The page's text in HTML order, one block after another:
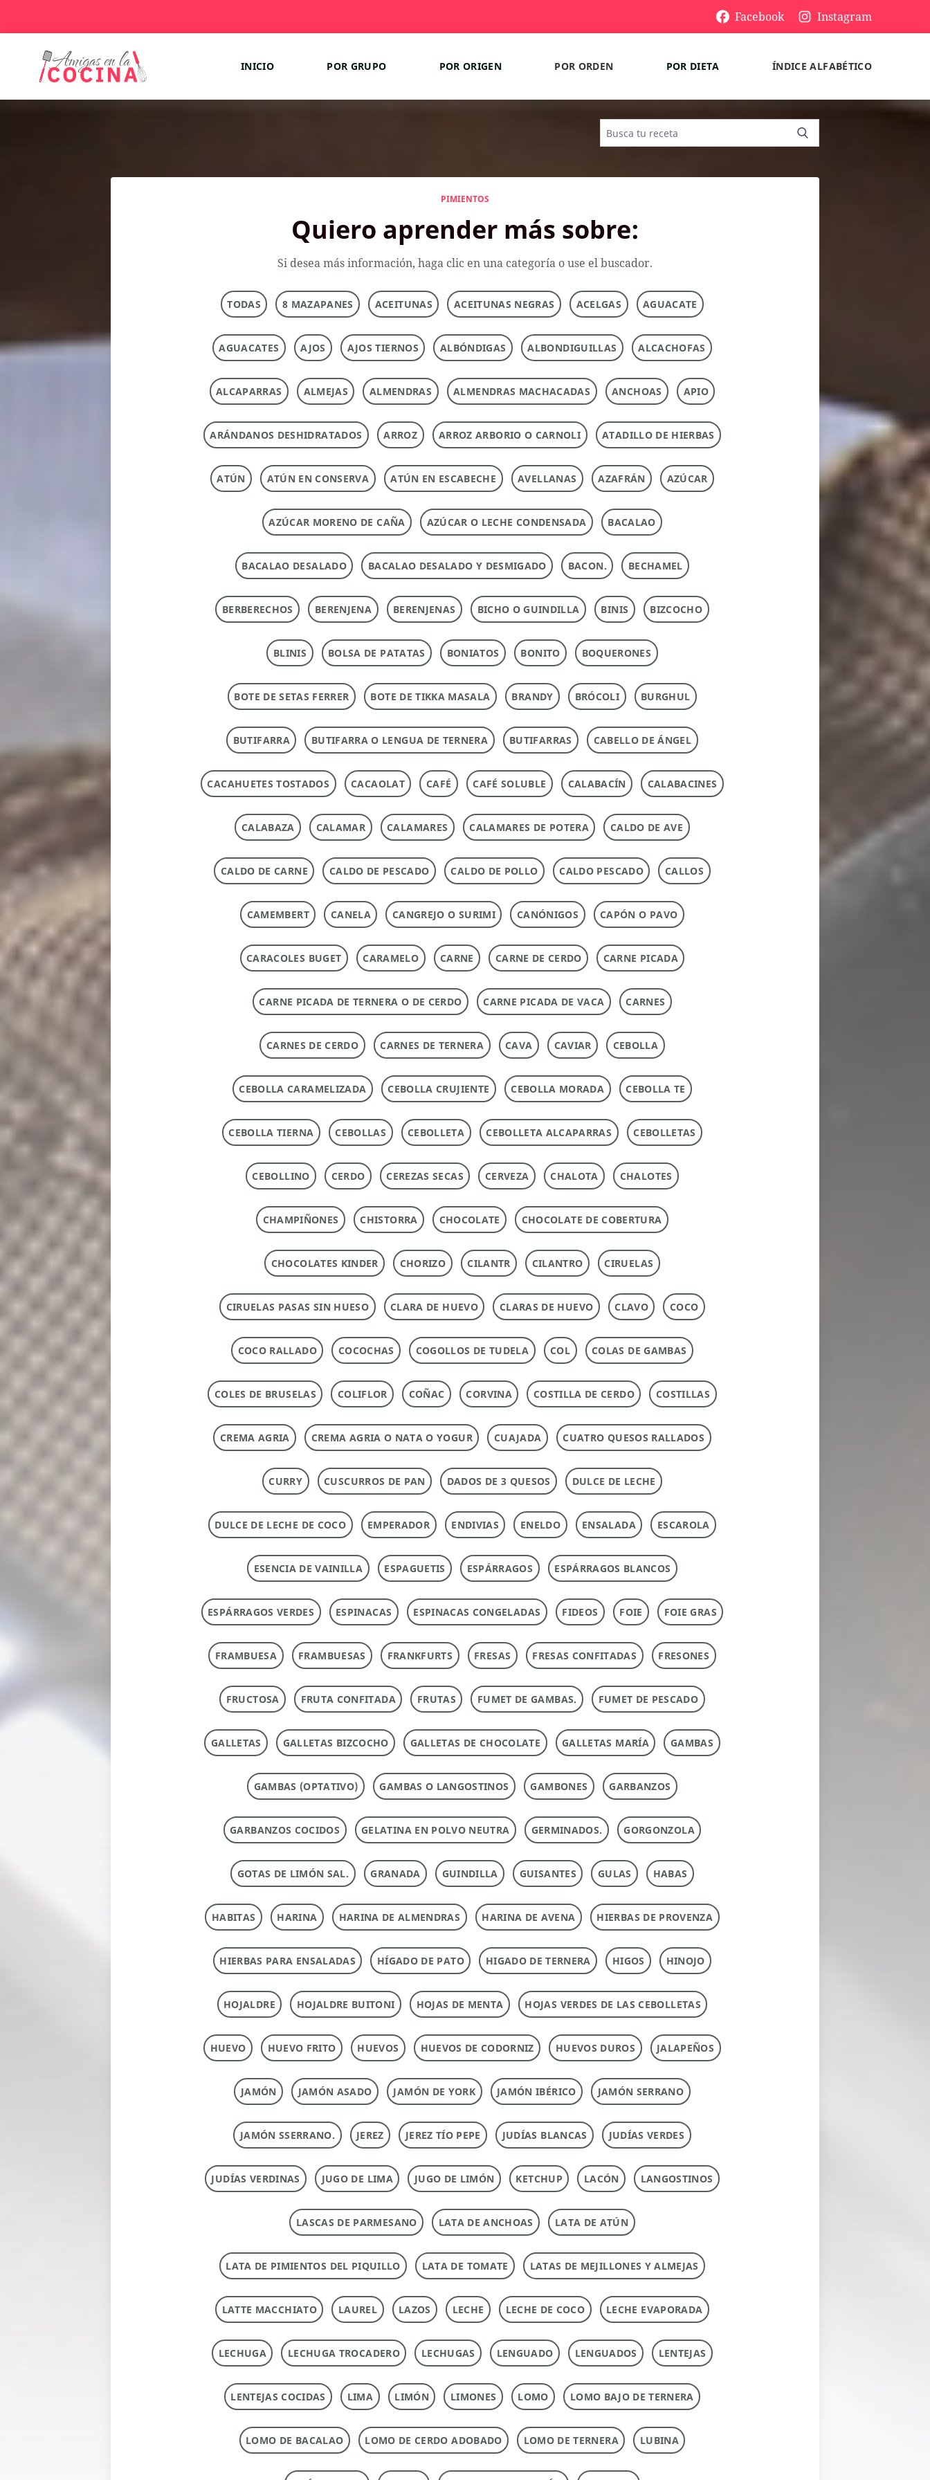
Facebook Instagram
INICIO POR GRUPO POR ORIGEN POR ORDEN POR DIETA ÍNDICE ALFABÉTICO
PIMIENTOS
Quiero aprender más sobre:
Si desea más información, haga clic en una categoría o use el buscador.
TODAS 8 MAZAPANES ACEITUNAS ACEITUNAS NEGRAS ACELGAS AGUACATE
AGUACATES AJOS AJOS TIERNOS ALBÓNDIGAS ALBONDIGUILLAS ALCACHOFAS
ALCAPARRAS ALMEJAS ALMENDRAS ALMENDRAS MACHACADAS ANCHOAS APIO
ARÁNDANOS DESHIDRATADOS ARROZ ARROZ ARBORIO O CARNOLI ATADILLO DE HIERBAS
ATÚN ATÚN EN CONSERVA ATÚN EN ESCABECHE AVELLANAS AZAFRÁN AZÚCAR
AZÚCAR MORENO DE CAÑA AZÚCAR O LECHE CONDENSADA BACALAO
BACALAO DESALADO BACALAO DESALADO Y DESMIGADO BACON. BECHAMEL
BERBERECHOS BERENJENA BERENJENAS BICHO O GUINDILLA BINIS BIZCOCHO
BLINIS BOLSA DE PATATAS BONIATOS BONITO BOQUERONES
BOTE DE SETAS FERRER BOTE DE TIKKA MASALA BRANDY BRÓCOLI BURGHUL
BUTIFARRA BUTIFARRA O LENGUA DE TERNERA BUTIFARRAS CABELLO DE ÁNGEL
CACAHUETES TOSTADOS CACAOLAT CAFÉ CAFÉ SOLUBLE CALABACÍN CALABACINES
CALABAZA CALAMAR CALAMARES CALAMARES DE POTERA CALDO DE AVE
CALDO DE CARNE CALDO DE PESCADO CALDO DE POLLO CALDO PESCADO CALLOS
CAMEMBERT CANELA CANGREJO O SURIMI CANÓNIGOS CAPÓN O PAVO
CARACOLES BUGET CARAMELO CARNE CARNE DE CERDO CARNE PICADA
CARNE PICADA DE TERNERA O DE CERDO CARNE PICADA DE VACA CARNES
CARNES DE CERDO CARNES DE TERNERA CAVA CAVIAR CEBOLLA
CEBOLLA CARAMELIZADA CEBOLLA CRUJIENTE CEBOLLA MORADA CEBOLLA TE
CEBOLLA TIERNA CEBOLLAS CEBOLLETA CEBOLLETA ALCAPARRAS CEBOLLETAS
CEBOLLINO CERDO CEREZAS SECAS CERVEZA CHALOTA CHALOTES
CHAMPIÑONES CHISTORRA CHOCOLATE CHOCOLATE DE COBERTURA
CHOCOLATES KINDER CHORIZO CILANTR CILANTRO CIRUELAS
CIRUELAS PASAS SIN HUESO CLARA DE HUEVO CLARAS DE HUEVO CLAVO COCO
COCO RALLADO COCOCHAS COGOLLOS DE TUDELA COL COLAS DE GAMBAS
COLES DE BRUSELAS COLIFLOR COÑAC CORVINA COSTILLA DE CERDO COSTILLAS
CREMA AGRIA CREMA AGRIA O NATA O YOGUR CUAJADA CUATRO QUESOS RALLADOS
CURRY CUSCURROS DE PAN DADOS DE 3 QUESOS DULCE DE LECHE
DULCE DE LECHE DE COCO EMPERADOR ENDIVIAS ENELDO ENSALADA ESCAROLA
ESENCIA DE VAINILLA ESPAGUETIS ESPÁRRAGOS ESPÁRRAGOS BLANCOS
ESPÁRRAGOS VERDES ESPINACAS ESPINACAS CONGELADAS FIDEOS FOIE FOIE GRAS
FRAMBUESA FRAMBUESAS FRANKFURTS FRESAS FRESAS CONFITADAS FRESONES
FRUCTOSA FRUTA CONFITADA FRUTAS FUMET DE GAMBAS. FUMET DE PESCADO
GALLETAS GALLETAS BIZCOCHO GALLETAS DE CHOCOLATE GALLETAS MARÍA GAMBAS
GAMBAS (OPTATIVO) GAMBAS O LANGOSTINOS GAMBONES GARBANZOS
GARBANZOS COCIDOS GELATINA EN POLVO NEUTRA GERMINADOS. GORGONZOLA
GOTAS DE LIMÓN SAL. GRANADA GUINDILLA GUISANTES GULAS HABAS
HABITAS HARINA HARINA DE ALMENDRAS HARINA DE AVENA HIERBAS DE PROVENZA
HIERBAS PARA ENSALADAS HÍGADO DE PATO HIGADO DE TERNERA HIGOS HINOJO
HOJALDRE HOJALDRE BUITONI HOJAS DE MENTA HOJAS VERDES DE LAS CEBOLLETAS
HUEVO HUEVO FRITO HUEVOS HUEVOS DE CODORNIZ HUEVOS DUROS JALAPEÑOS
JAMÓN JAMÓN ASADO JAMÓN DE YORK JAMÓN IBÉRICO JAMÓN SERRANO
JAMÓN SSERRANO. JEREZ JEREZ TÍO PEPE JUDÍAS BLANCAS JUDÍAS VERDES
JUDÍAS VERDINAS JUGO DE LIMA JUGO DE LIMÓN KETCHUP LACÓN LANGOSTINOS
LASCAS DE PARMESANO LATA DE ANCHOAS LATA DE ATÚN
LATA DE PIMIENTOS DEL PIQUILLO LATA DE TOMATE LATAS DE MEJILLONES Y ALMEJAS
LATTE MACCHIATO LAUREL LAZOS LECHE LECHE DE COCO LECHE EVAPORADA
LECHUGA LECHUGA TROCADERO LECHUGAS LENGUADO LENGUADOS LENTEJAS
LENTEJAS COCIDAS LIMA LIMÓN LIMONES LOMO LOMO BAJO DE TERNERA
LOMO DE BACALAO LOMO DE CERDO ADOBADO LOMO DE TERNERA LUBINA